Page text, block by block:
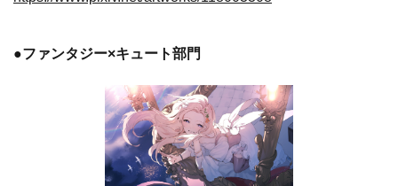
●ファンタジー×キュート部門